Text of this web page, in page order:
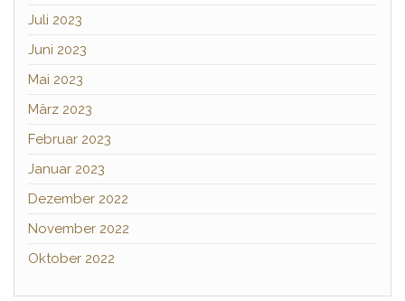
Juli 2023
Juni 2023
Mai 2023
März 2023
Februar 2023
Januar 2023
Dezember 2022
November 2022
Oktober 2022